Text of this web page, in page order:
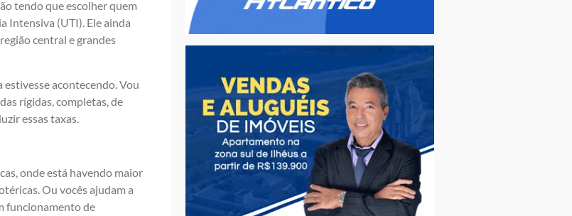
tendo que escolher quem
Intensiva (UTI). Ele ainda
central e grandes
estivesse acontecendo. Vou
rígidas, completas, de
essas taxas.
onde está havendo maior
Ou vocês ajudam a
funcionamento de